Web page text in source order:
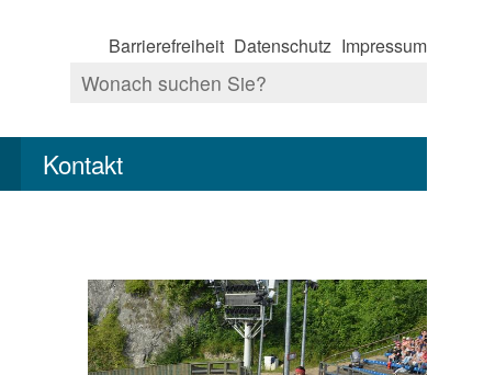
Barrierefreiheit Datenschutz Impressum
Kontakt